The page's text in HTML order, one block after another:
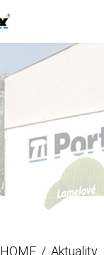
HOME Aktuality